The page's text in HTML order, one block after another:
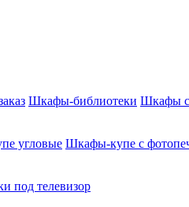
Шкафы-библиотеки Шкафы с
угловые Шкафы-купе с
под телевизор